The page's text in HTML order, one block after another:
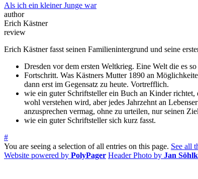
Als ich ein kleiner Junge war
author
Erich Kästner
review
Erich Kästner fasst seinen Familienintergrund und seine
Dresden vor dem ersten Weltkrieg. Eine Welt die es
Fortschritt. Was Kästners Mutter 1890 an
dann erst im Gegensatz zu heute. Vortrefflich.
wie ein guter Schriftsteller ein Buch an Kinder richtet,
wohl verstehen wird, aber jedes Jahrzehnt an
anzusprechen vermag, ohne zu urteilen, nur seinen
wie ein guter Schriftsteller sich kurz fasst.
#
You are seeing a selection of all entries on this page. See all
Website powered by PolyPager Header Photo by Jan